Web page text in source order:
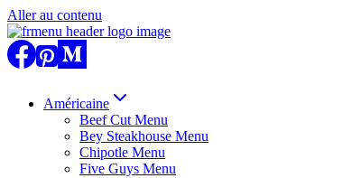
Aller au contenu
Américaine
Beef Cut Menu
Bey Steakhouse Menu
Chipotle Menu
Five Guys Menu